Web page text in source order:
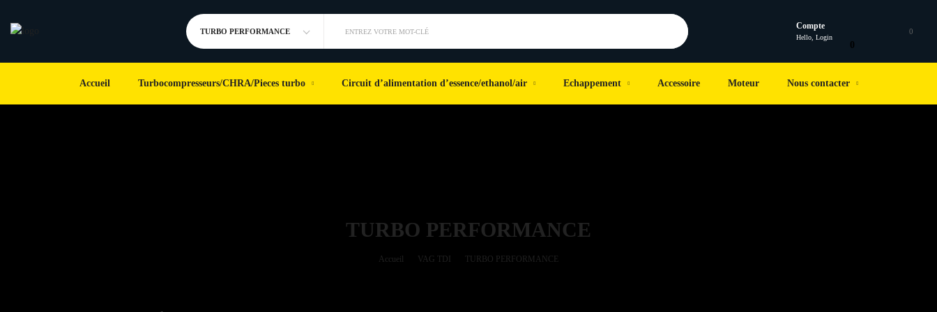
TURBO PERFORMANCE ENTREZ VOTRE MOT-CLÉ
Compte
Hello, Login
0
0
Accueil Turbocompresseurs/CHRA/Pieces turbo Circuit d’alimentation d’essence/ethanol/air Echappement Accessoire Moteur Nous contacter
TURBO PERFORMANCE
Accueil VAG TDI TURBO PERFORMANCE